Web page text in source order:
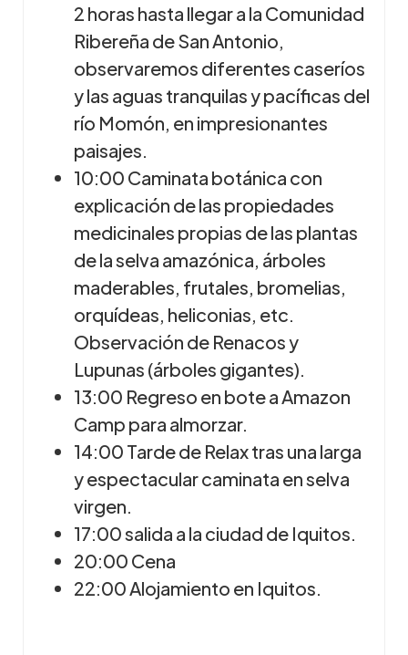
2 horas hasta llegar a la Comunidad
Ribereña de San Antonio,
observaremos diferentes caseríos
y las aguas tranquilas y pacíficas del
río Momón, en impresionantes
paisajes.
10:00 Caminata botánica con
explicación de las propiedades
medicinales propias de las plantas
de la selva amazónica, árboles
maderables, frutales, bromelias,
orquídeas, heliconias, etc.
Observación de Renacos y
Lupunas (árboles gigantes).
13:00 Regreso en bote a Amazon
Camp para almorzar.
14:00 Tarde de Relax tras una larga
y espectacular caminata en selva
virgen.
17:00 salida a la ciudad de Iquitos.
20:00 Cena
22:00 Alojamiento en Iquitos.